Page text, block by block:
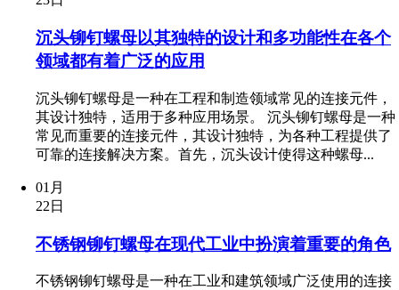
沉头铆钉螺母以其独特的设计和多功能性在各个
领域都有着广泛的应用
沉头铆钉螺母是一种在工程和制造领域常见的连接元件，
其设计独特，适用于多种应用场景。 沉头铆钉螺母是一种
常见而重要的连接元件，其设计独特，为各种工程提供了
可靠的连接解决方案。首先，沉头设计使得这种螺母...
01月
22日
不锈钢铆钉螺母在现代工业中扮演着重要的角色
不锈钢铆钉螺母是一种在工业和建筑领域广泛使用的连接